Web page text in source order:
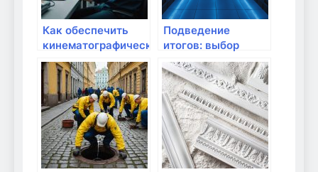
Как обеспечить
кинематографическое
качество видео в
стриминге?
Подведение
итогов: выбор
лучшего
оборудования для
дома